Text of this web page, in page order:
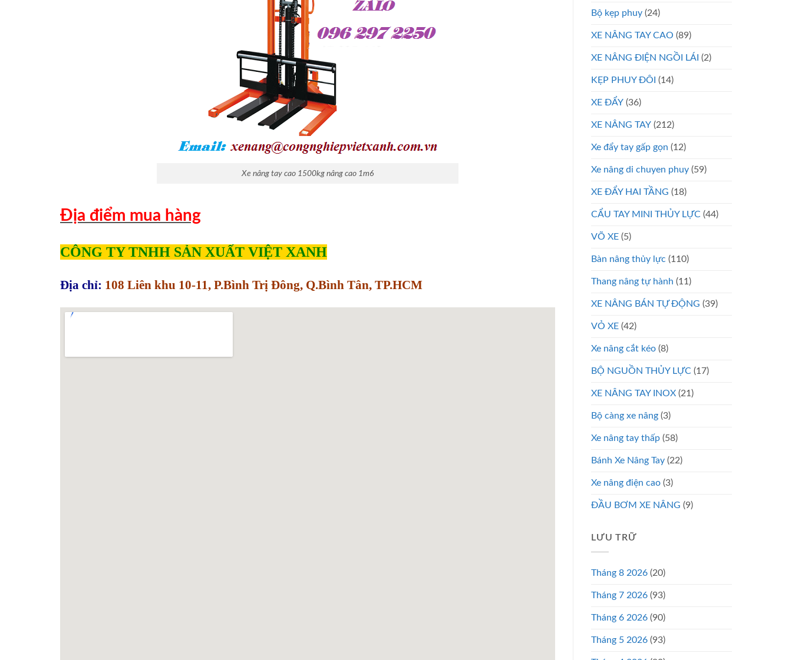
Xe nâng tay cao 1500kg nâng cao 1m6
Địa điểm mua hàng
CÔNG TY TNHH SẢN XUẤT VIỆT XANH
Địa chỉ: 108 Liên khu 10-11, P.Bình Trị Đông, Q.Bình Tân, TP.HCM
Bộ kẹp phuy (24)
XE NÂNG TAY CAO (89)
XE NÂNG ĐIỆN NGỒI LÁI (2)
KẸP PHUY ĐÔI (14)
XE ĐẨY (36)
XE NÂNG TAY (212)
Xe đẩy tay gấp gọn (12)
Xe nâng di chuyen phuy (59)
XE ĐẨY HAI TẦNG (18)
CẨU TAY MINI THỦY LỰC (44)
VÕ XE (5)
Bàn nâng thủy lực (110)
Thang nâng tự hành (11)
XE NÂNG BÁN TỰ ĐỘNG (39)
VỎ XE (42)
Xe nâng cắt kéo (8)
BỘ NGUỒN THỦY LỰC (17)
XE NÂNG TAY INOX (21)
Bộ càng xe nâng (3)
Xe nâng tay thấp (58)
Bánh Xe Nâng Tay (22)
Xe nâng điện cao (3)
ĐẦU BƠM XE NÂNG (9)
LƯU TRỮ
Tháng 8 2026 (20)
Tháng 7 2026 (93)
Tháng 6 2026 (90)
Tháng 5 2026 (93)